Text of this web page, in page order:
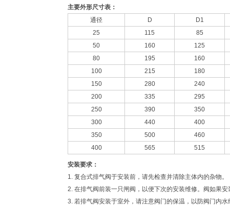
主要外形尺寸表：
通径
D D1
25
115 85
50
160 125
80
195 160
100
215 180
150
280 240
200
335 295
250
390 350
300
440 400
350
500 460
400
565 515
安装要求：
1. 复合式排气阀于安装前，请先检查并清除主体内的杂物。
2. 在排气阀前装一只闸阀，以便下次的安装维修。阀如果
3. 若排气阀安装于室外，请注意阀门的保温，以防阀门内水